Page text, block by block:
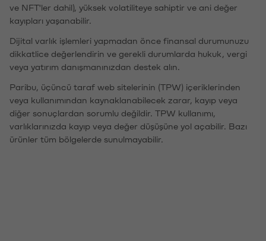
ve NFT'ler dahil), yüksek volatiliteye sahiptir ve ani değer
kayıpları yaşanabilir.
Dijital varlık işlemleri yapmadan önce finansal durumunuzu
dikkatlice değerlendirin ve gerekli durumlarda hukuk, vergi
veya yatırım danışmanınızdan destek alın.
Paribu, üçüncü taraf web sitelerinin (TPW) içeriklerinden
veya kullanımından kaynaklanabilecek zarar, kayıp veya
diğer sonuçlardan sorumlu değildir. TPW kullanımı,
varlıklarınızda kayıp veya değer düşüşüne yol açabilir. Bazı
ürünler tüm bölgelerde sunulmayabilir.